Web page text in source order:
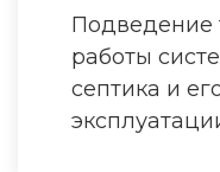
Подведение
работы
септика и